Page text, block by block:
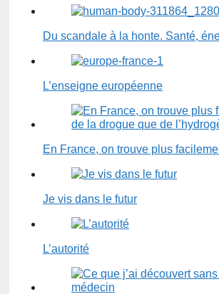
Du scandale à la honte. Santé,
L’enseigne européenne
En France, on trouve plus
Je vis dans le futur
L’autorité